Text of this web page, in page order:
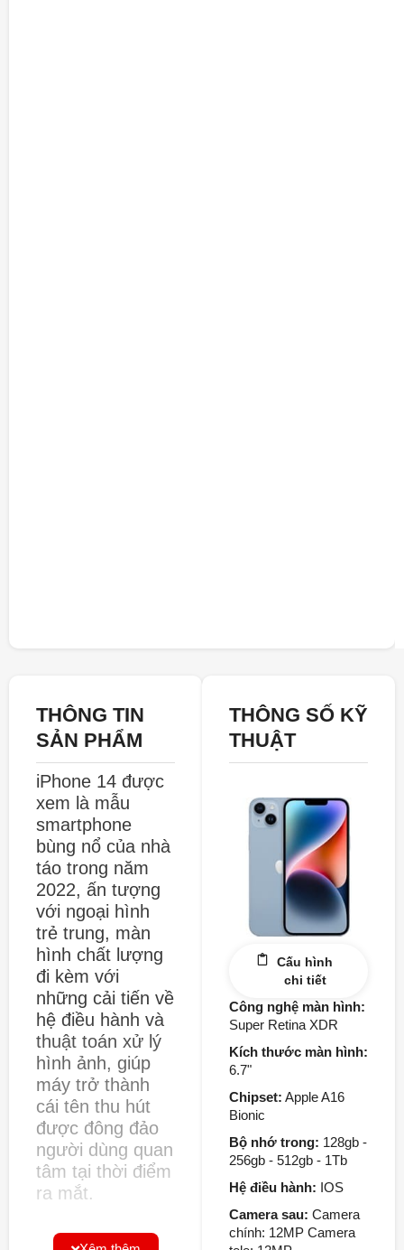
THÔNG TIN
SẢN PHẨM
iPhone 14 được
xem là mẫu
smartphone
bùng nổ của nhà
táo trong năm
2022, ấn tượng
với ngoại hình
trẻ trung, màn
hình chất lượng
đi kèm với
những cải tiến về
hệ điều hành và
thuật toán xử lý
hình ảnh, giúp
máy trở thành
cái tên thu hút
được đông đảo
người dùng quan
tâm tại thời điểm
ra mắt.
iPhone 14 sở
THÔNG SỐ KỸ
THUẬT
Cấu hình
chi tiết
Công nghệ màn hình:
Super Retina XDR
Kích thước màn hình:
6.7"
Chipset: Apple A16
Bionic
Bộ nhớ trong: 128gb -
256gb - 512gb - 1Tb
Hệ điều hành: IOS
Camera sau: Camera
chính: 12MP Camera